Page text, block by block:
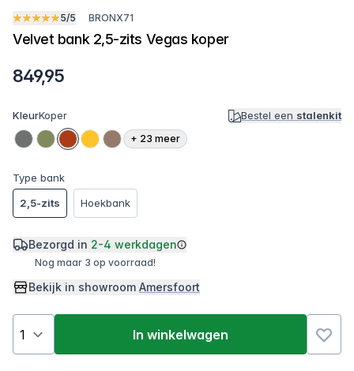
5/5 BRONX71
Velvet bank 2,5-zits Vegas koper
849,95
KleurKoper Bestel een stalenkit
+ 23 meer
Type bank
2,5-zits
Hoekbank
Bezorgd in 2-4 werkdagen
Nog maar 3 op voorraad!
Bekijk in showroom Amersfoort
In winkelwagen